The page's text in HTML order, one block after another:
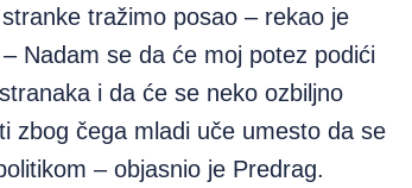
tražimo posao – rekao je
Nadam se da će moj potez podići
i da će se neko ozbiljno
zbog čega mladi uče umesto da se
– objasnio je Predrag.